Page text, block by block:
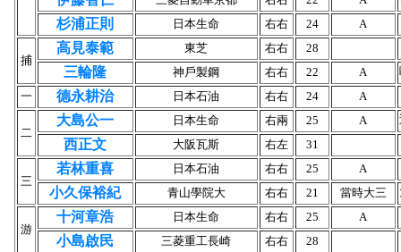
杉浦正則 日本生命 右右 24 A
捕
高見泰範 東芝 右右 28
三輪隆 神戶製鋼 右右 22 A
一
德永耕治 日本石油 右右 24 A
二
大島公一 日本生命 右兩 25 A
西正文 大阪瓦斯 右左 31
三
若林重喜 日本石油 右右 25 A
小久保裕紀 青山學院大 右右 21 當時大三
游
十河章浩 日本生命 右右 25 A
小島啟民 三菱重工長崎 右右 28